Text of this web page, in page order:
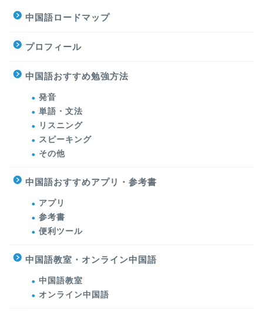
中国語ロードマップ
プロフィール
中国語おすすめ勉強方法
発音
単語・文法
リスニング
スピーキング
その他
中国語おすすめアプリ・参考書
アプリ
参考書
便利ツール
中国語教室・オンライン中国語
中国語教室
オンライン中国語